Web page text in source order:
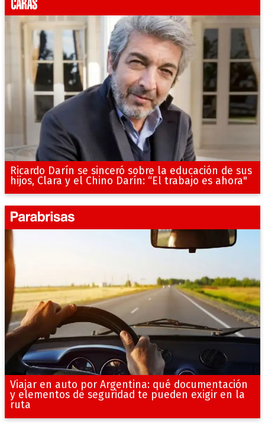
Ricardo Darín se sinceró sobre la educación de sus
hijos, Clara y el Chino Darín: “El trabajo es ahora"
Viajar en auto por Argentina: qué documentación
y elementos de seguridad te pueden exigir en la
ruta